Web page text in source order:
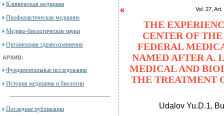
Клиническая медицина
Профилактическая медицина
Медико-биологические науки
Организация здравохраниения
АРХИВ:
Фундаментальные исследования
История медицины и биологии
Последние публикации
« Vol. 27,
THE
CENTER OF
FEDERAL
NAMED AFTER A.
MEDICAL AND
THE TREATMENT
Udalov Yu.D.1,